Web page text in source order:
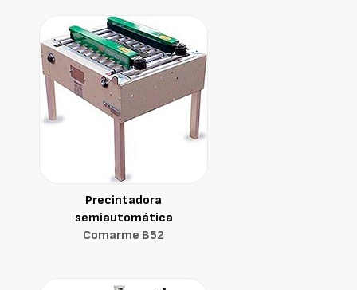
Precintadora
semiautomática
Comarme B52